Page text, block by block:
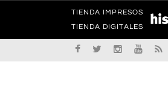
TIENDA IMPRESOS
TIENDA DIGITALES